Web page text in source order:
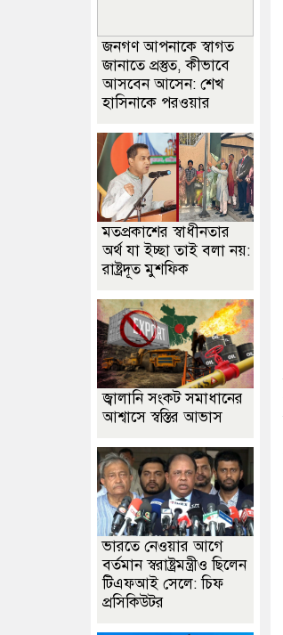
জনগণ আপনাকে স্বাগত
জানাতে প্রস্তুত, কীভাবে
আসবেন আসেন: শেখ
হাসিনাকে পরওয়ার
মতপ্রকাশের স্বাধীনতার
অর্থ যা ইচ্ছা তাই বলা নয়:
রাষ্ট্রদূত মুশফিক
জ্বালানি সংকট সমাধানের
আশ্বাসে স্বস্তির আভাস
ভারতে নেওয়ার আগে
বর্তমান স্বরাষ্ট্রমন্ত্রীও ছিলেন
টিএফআই সেলে: চিফ
প্রসিকিউটর